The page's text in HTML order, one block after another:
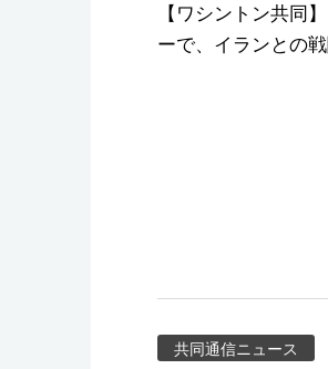
【ワシントン共同
ーで、イランとの
共同通信ニュース